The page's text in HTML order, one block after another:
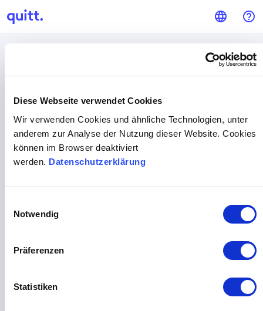
Diese Webseite verwendet Cookies
Wir verwenden Cookies und ähnliche Technologien, unter
anderem zur Analyse der Nutzung dieser Website. Cookies
können im Browser deaktiviert
werden. Datenschutzerklärung
Notwendig
Präferenzen
Statistiken
Privater Arbeitgeber
language help_outline